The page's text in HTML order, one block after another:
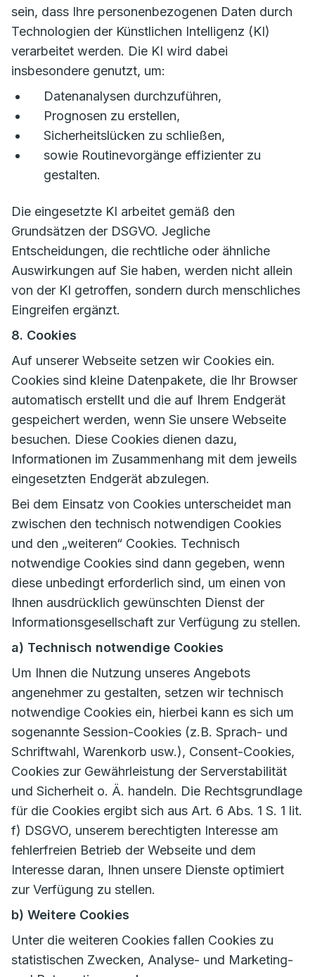
sein, dass Ihre personenbezogenen Daten durch
Technologien der Künstlichen Intelligenz (KI)
verarbeitet werden. Die KI wird dabei
insbesondere genutzt, um:
Datenanalysen durchzuführen,
Prognosen zu erstellen,
Sicherheitslücken zu schließen,
sowie Routinevorgänge effizienter zu
gestalten.
Die eingesetzte KI arbeitet gemäß den
Grundsätzen der DSGVO. Jegliche
Entscheidungen, die rechtliche oder ähnliche
Auswirkungen auf Sie haben, werden nicht allein
von der KI getroffen, sondern durch menschliches
Eingreifen ergänzt.
8. Cookies
Auf unserer Webseite setzen wir Cookies ein.
Cookies sind kleine Datenpakete, die Ihr Browser
automatisch erstellt und die auf Ihrem Endgerät
gespeichert werden, wenn Sie unsere Webseite
besuchen. Diese Cookies dienen dazu,
Informationen im Zusammenhang mit dem jeweils
eingesetzten Endgerät abzulegen.
Bei dem Einsatz von Cookies unterscheidet man
zwischen den technisch notwendigen Cookies
und den „weiteren“ Cookies. Technisch
notwendige Cookies sind dann gegeben, wenn
diese unbedingt erforderlich sind, um einen von
Ihnen ausdrücklich gewünschten Dienst der
Informationsgesellschaft zur Verfügung zu stellen.
a) Technisch notwendige Cookies
Um Ihnen die Nutzung unseres Angebots
angenehmer zu gestalten, setzen wir technisch
notwendige Cookies ein, hierbei kann es sich um
sogenannte Session-Cookies (z.B. Sprach- und
Schriftwahl, Warenkorb usw.), Consent-Cookies,
Cookies zur Gewährleistung der Serverstabilität
und Sicherheit o. Ä. handeln. Die Rechtsgrundlage
für die Cookies ergibt sich aus Art. 6 Abs. 1 S. 1 lit.
f) DSGVO, unserem berechtigten Interesse am
fehlerfreien Betrieb der Webseite und dem
Interesse daran, Ihnen unsere Dienste optimiert
zur Verfügung zu stellen.
b) Weitere Cookies
Unter die weiteren Cookies fallen Cookies zu
statistischen Zwecken, Analyse- und Marketing-